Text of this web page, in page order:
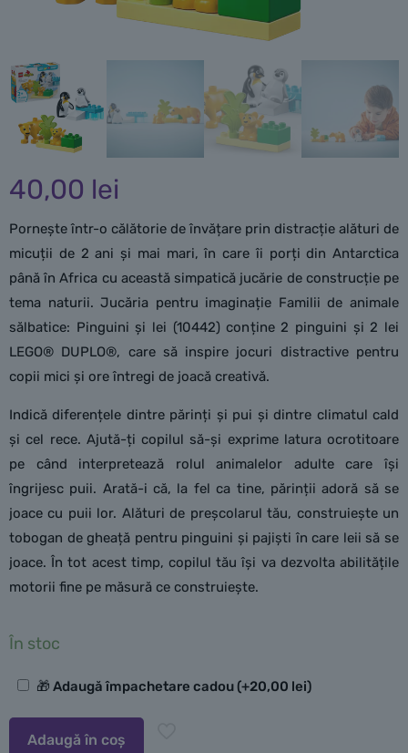
40,00 lei
Pornește într-o călătorie de învățare prin distracție alături de
micuții de 2 ani și mai mari, în care îi porți din Antarctica
până în Africa cu această simpatică jucărie de construcție pe
tema naturii. Jucăria pentru imaginație Familii de animale
sălbatice: Pinguini și lei (10442) conține 2 pinguini și 2 lei
LEGO® DUPLO®, care să inspire jocuri distractive pentru
copii mici și ore întregi de joacă creativă.
Indică diferențele dintre părinți și pui și dintre climatul cald
și cel rece. Ajută-ți copilul să-și exprime latura ocrotitoare
pe când interpretează rolul animalelor adulte care își
îngrijesc puii. Arată-i că, la fel ca tine, părinții adoră să se
joace cu puii lor. Alături de preșcolarul tău, construiește un
tobogan de gheață pentru pinguini și pajiști în care leii să se
joace. În tot acest timp, copilul tău își va dezvolta abilitățile
motorii fine pe măsură ce construiește.
În stoc
Opțiuni🎁 Adaugă împachetare cadou(+20,00 lei)
Adaugă în coș